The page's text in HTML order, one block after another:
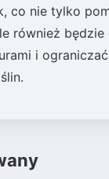
co nie tylko
również będzie
i